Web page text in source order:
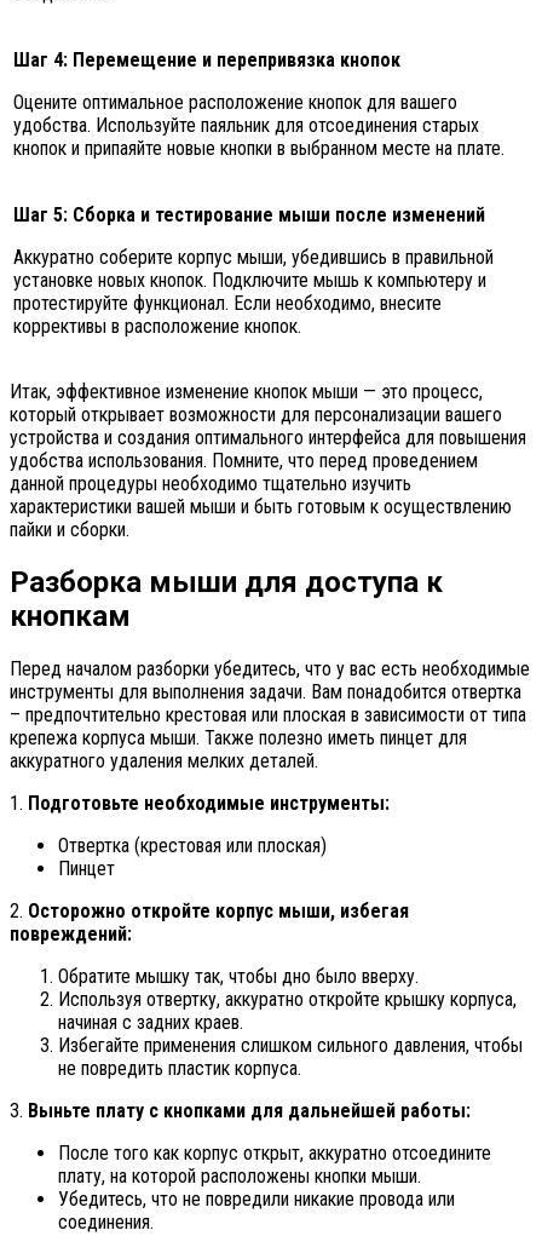
Шаг 4: Перемещение и перепривязка кнопок
Оцените оптимальное расположение кнопок для вашего
удобства. Используйте паяльник для отсоединения старых
кнопок и припаяйте новые кнопки в выбранном месте на плате.
Шаг 5: Сборка и тестирование мыши после изменений
Аккуратно соберите корпус мыши, убедившись в правильной
установке новых кнопок. Подключите мышь к компьютеру и
протестируйте функционал. Если необходимо, внесите
коррективы в расположение кнопок.
Итак, эффективное изменение кнопок мыши — это процесс,
который открывает возможности для персонализации вашего
устройства и создания оптимального интерфейса для повышения
удобства использования. Помните, что перед проведением
данной процедуры необходимо тщательно изучить
характеристики вашей мыши и быть готовым к осуществлению
пайки и сборки.
Разборка мыши для доступа к
кнопкам
Перед началом разборки убедитесь, что у вас есть необходимые
инструменты для выполнения задачи. Вам понадобится отвертка
– предпочтительно крестовая или плоская в зависимости от типа
крепежа корпуса мыши. Также полезно иметь пинцет для
аккуратного удаления мелких деталей.
1. Подготовьте необходимые инструменты:
Отвертка (крестовая или плоская)
Пинцет
2. Осторожно откройте корпус мыши, избегая
повреждений:
Обратите мышку так, чтобы дно было вверху.
Используя отвертку, аккуратно откройте крышку корпуса,
начиная с задних краев.
Избегайте применения слишком сильного давления, чтобы
не повредить пластик корпуса.
3. Выньте плату с кнопками для дальнейшей работы:
После того как корпус открыт, аккуратно отсоедините
плату, на которой расположены кнопки мыши.
Убедитесь, что не повредили никакие провода или
соединения.